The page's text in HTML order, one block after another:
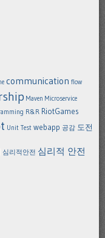
communication flow
Maven Microservice
R&R RiotGames
Unit Test webapp 공감 도전
심리적안전 심리적 안전